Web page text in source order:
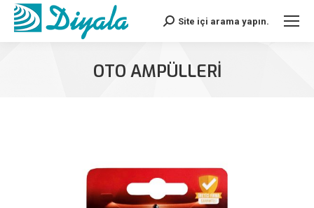
Search:Site içi arama yapın.
OTO AMPÜLLERI